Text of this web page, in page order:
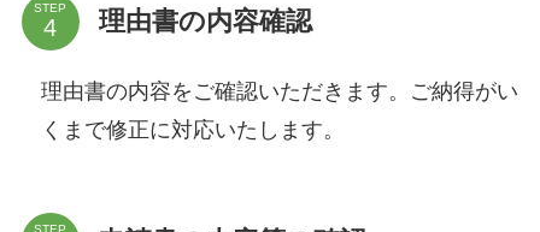
STEP 理由書の内容確認
理由書の内容をご確認いただきます。ご納得がい
くまで修正に対応いたします。
STEP